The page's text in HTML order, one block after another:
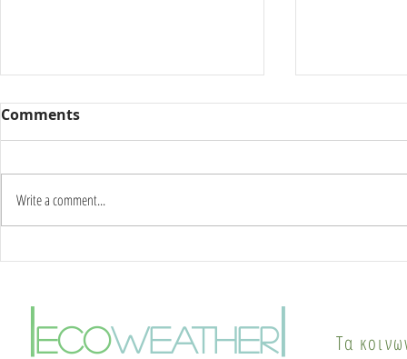
Καύσωνας δύο ημερών:
Πότε αλλάζει το σκηνικό
του καιρού
Γιατί οι
λύσεις
Comments
Write a comment...
ecoweather| Τα